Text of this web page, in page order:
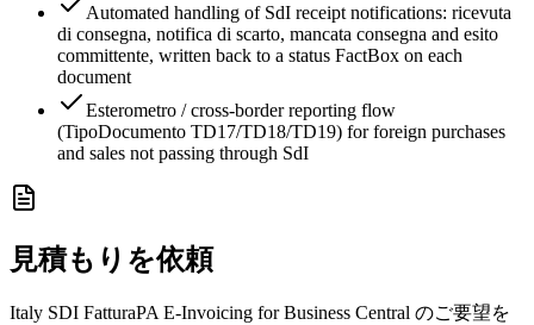
Automated handling of SdI receipt notifications: ricevuta
di consegna, notifica di scarto, mancata consegna and esito
committente, written back to a status FactBox on each
document
Esterometro / cross-border reporting flow
(TipoDocumento TD17/TD18/TD19) for foreign purchases
and sales not passing through SdI
見積もりを依頼
Italy SDI FatturaPA E-Invoicing for Business Central のご要望を